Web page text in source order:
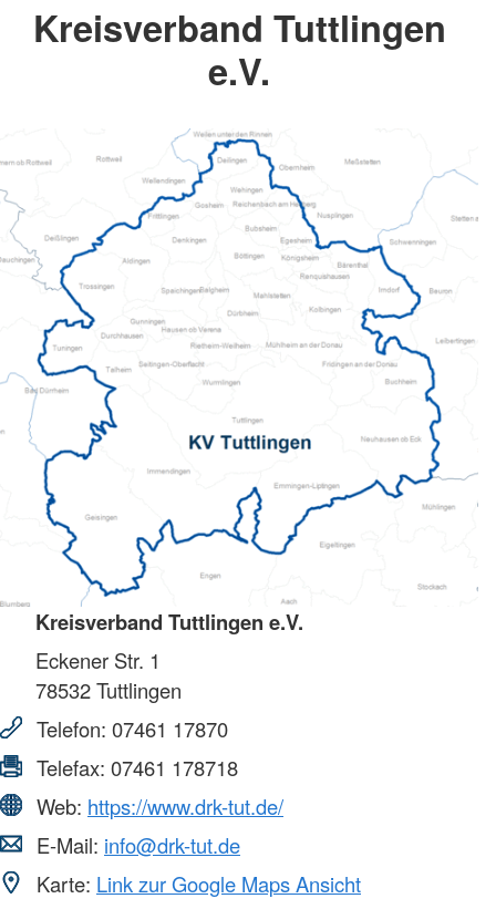
Kreisverband Tuttlingen
e.V.
Kreisverband Tuttlingen e.V.
Eckener Str. 1
78532Tuttlingen
Telefon: 07461 17870
Telefax: 07461 178718
Web: https://www.drk-tut.de/
E-Mail: info@drk-tut.de
Karte: Link zur Google Maps Ansicht